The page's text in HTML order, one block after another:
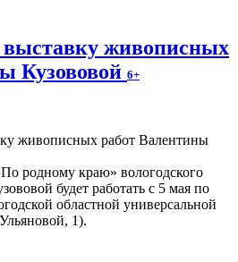
живописных
Кузововой 6+
родному краю» вологодского
будет работать с 5 мая по
областной универсальной
1).